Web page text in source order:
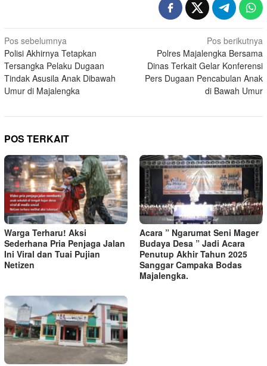
Navigasi
pos
Pos sebelumnya
Polisi Akhirnya Tetapkan
Tersangka Pelaku Dugaan
Tindak Asusila Anak Dibawah
Umur di Majalengka
Pos berikutnya
Polres Majalengka Bersama
Dinas Terkait Gelar Konferensi
Pers Dugaan Pencabulan Anak
di Bawah Umur
POS TERKAIT
Warga Terharu! Aksi
Sederhana Pria Penjaga Jalan
Ini Viral dan Tuai Pujian
Netizen
Acara ” Ngarumat Seni Mager
Budaya Desa ” Jadi Acara
Penutup Akhir Tahun 2025
Sanggar Campaka Bodas
Majalengka.